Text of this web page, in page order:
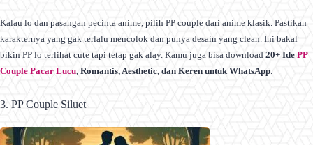
Kalau lo dan pasangan pecinta anime, pilih PP couple dari anime klasik. Pastikan
karakternya yang gak terlalu mencolok dan punya desain yang clean. Ini bakal
bikin PP lo terlihat cute tapi tetap gak alay. Kamu juga bisa download 20+ Ide PP
Couple Pacar Lucu, Romantis, Aesthetic, dan Keren untuk WhatsApp.
3. PP Couple Siluet